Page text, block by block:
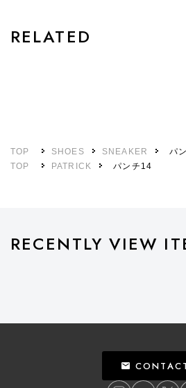
RELATED
TOP SHOES SNEAKER
パ
TOP
PATRICK パンチ14
RECENTLY VIEW